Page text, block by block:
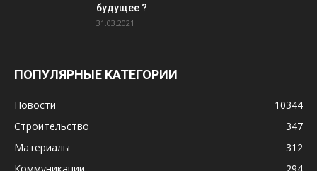
будущее ?
31.03.2021
ПОПУЛЯРНЫЕ КАТЕГОРИИ
Новости
10344
Строительство
347
Материалы
312
Коммуникации
294